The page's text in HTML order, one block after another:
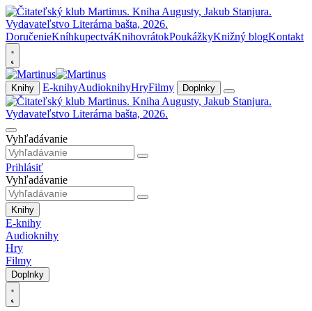
DoručenieKníhkupectváKnihovrátokPoukážkyKnižný blogKontakt
Knihy E-knihyAudioknihyHryFilmy Doplnky
Vyhľadávanie
Prihlásiť
Vyhľadávanie
Knihy
E-knihy
Audioknihy
Hry
Filmy
Doplnky